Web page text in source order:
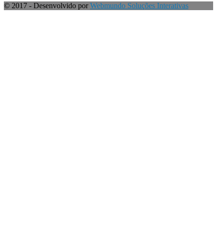
© 2017 - Desenvolvido porWebmundo Soluções Interativas